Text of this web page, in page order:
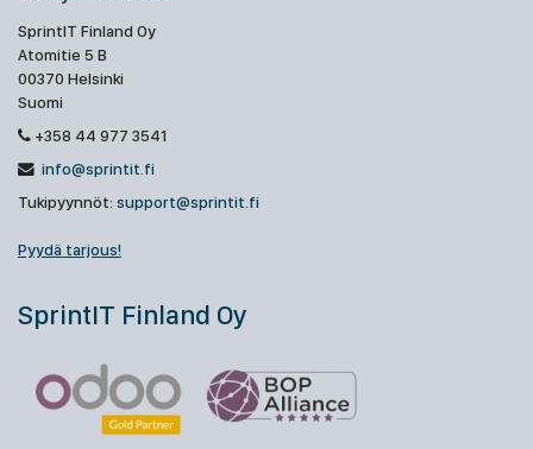
SprintIT Finland Oy
Atomitie 5 B
00370 Helsinki
Suomi
+358 44 977 3541
info@sprintit.fi
Tukipyynnöt: support@sprintit.fi
Pyydä tarjous!
SprintIT Finland Oy